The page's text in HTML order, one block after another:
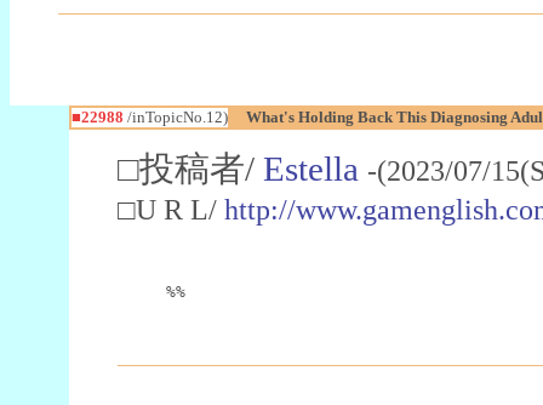
■22988 /inTopicNo.12) What's Holding Back This Diagnosing
□投稿者/ Estella -(2023/07/
□U R L/ http://
%%